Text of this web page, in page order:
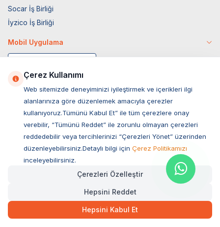
Socar İş Birliği
İyzico İş Birliği
Mobil Uygulama
Müşteri Hizmetleri
Sıkça Sorulan Sorular
Ovacık Mah. Hacıoğlu Sok. No:13 Başiskele / KOCAELİ
Müşteri Destek Hattı
Çerez Kullanımı
Web sitemizde deneyiminizi iyileştirmek ve içerikleri ilgi
alanlarınıza göre düzenlemek amacıyla çerezler
kullanıyoruz.Tümünü Kabul Et” ile tüm çerezlere onay
verebilir, “Tümünü Reddet” ile zorunlu olmayan çerezleri
reddedebilir veya tercihlerinizi “Çerezleri Yönet” üzerinden
düzenleyebilirsiniz.Detaylı bilgi için Çerez Politikamızı
inceleyebilirsiniz.
Çerezleri Özelleştir
Hepsini Reddet
Hepsini Kabul Et